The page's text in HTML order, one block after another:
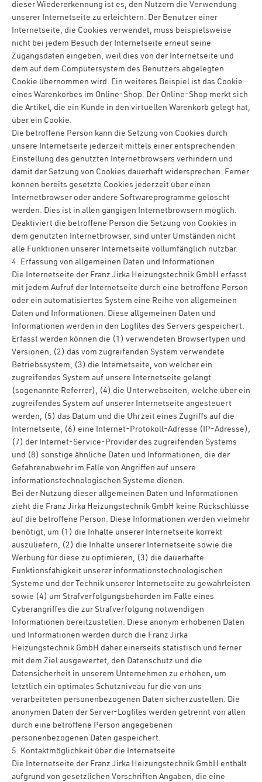
dieser Wiedererkennung ist es, den Nutzern die Verwendung
unserer Internetseite zu erleichtern. Der Benutzer einer
Internetseite, die Cookies verwendet, muss beispielsweise
nicht bei jedem Besuch der Internetseite erneut seine
Zugangsdaten eingeben, weil dies von der Internetseite und
dem auf dem Computersystem des Benutzers abgelegten
Cookie übernommen wird. Ein weiteres Beispiel ist das Cookie
eines Warenkorbes im Online-Shop. Der Online-Shop merkt sich
die Artikel, die ein Kunde in den virtuellen Warenkorb gelegt hat,
über ein Cookie.
Die betroffene Person kann die Setzung von Cookies durch
unsere Internetseite jederzeit mittels einer entsprechenden
Einstellung des genutzten Internetbrowsers verhindern und
damit der Setzung von Cookies dauerhaft widersprechen. Ferner
können bereits gesetzte Cookies jederzeit über einen
Internetbrowser oder andere Softwareprogramme gelöscht
werden. Dies ist in allen gängigen Internetbrowsern möglich.
Deaktiviert die betroffene Person die Setzung von Cookies in
dem genutzten Internetbrowser, sind unter Umständen nicht
alle Funktionen unserer Internetseite vollumfänglich nutzbar.
4. Erfassung von allgemeinen Daten und Informationen
Die Internetseite der Franz Jirka Heizungstechnik GmbH erfasst
mit jedem Aufruf der Internetseite durch eine betroffene Person
oder ein automatisiertes System eine Reihe von allgemeinen
Daten und Informationen. Diese allgemeinen Daten und
Informationen werden in den Logfiles des Servers gespeichert.
Erfasst werden können die (1) verwendeten Browsertypen und
Versionen, (2) das vom zugreifenden System verwendete
Betriebssystem, (3) die Internetseite, von welcher ein
zugreifendes System auf unsere Internetseite gelangt
(sogenannte Referrer), (4) die Unterwebseiten, welche über ein
zugreifendes System auf unserer Internetseite angesteuert
werden, (5) das Datum und die Uhrzeit eines Zugriffs auf die
Internetseite, (6) eine Internet-Protokoll-Adresse (IP-Adresse),
(7) der Internet-Service-Provider des zugreifenden Systems
und (8) sonstige ähnliche Daten und Informationen, die der
Gefahrenabwehr im Falle von Angriffen auf unsere
informationstechnologischen Systeme dienen.
Bei der Nutzung dieser allgemeinen Daten und Informationen
zieht die Franz Jirka Heizungstechnik GmbH keine Rückschlüsse
auf die betroffene Person. Diese Informationen werden vielmehr
benötigt, um (1) die Inhalte unserer Internetseite korrekt
auszuliefern, (2) die Inhalte unserer Internetseite sowie die
Werbung für diese zu optimieren, (3) die dauerhafte
Funktionsfähigkeit unserer informationstechnologischen
Systeme und der Technik unserer Internetseite zu gewährleisten
sowie (4) um Strafverfolgungsbehörden im Falle eines
Cyberangriffes die zur Strafverfolgung notwendigen
Informationen bereitzustellen. Diese anonym erhobenen Daten
und Informationen werden durch die Franz Jirka
Heizungstechnik GmbH daher einerseits statistisch und ferner
mit dem Ziel ausgewertet, den Datenschutz und die
Datensicherheit in unserem Unternehmen zu erhöhen, um
letztlich ein optimales Schutzniveau für die von uns
verarbeiteten personenbezogenen Daten sicherzustellen. Die
anonymen Daten der Server-Logfiles werden getrennt von allen
durch eine betroffene Person angegebenen
personenbezogenen Daten gespeichert.
5. Kontaktmöglichkeit über die Internetseite
Die Internetseite der Franz Jirka Heizungstechnik GmbH enthält
aufgrund von gesetzlichen Vorschriften Angaben, die eine